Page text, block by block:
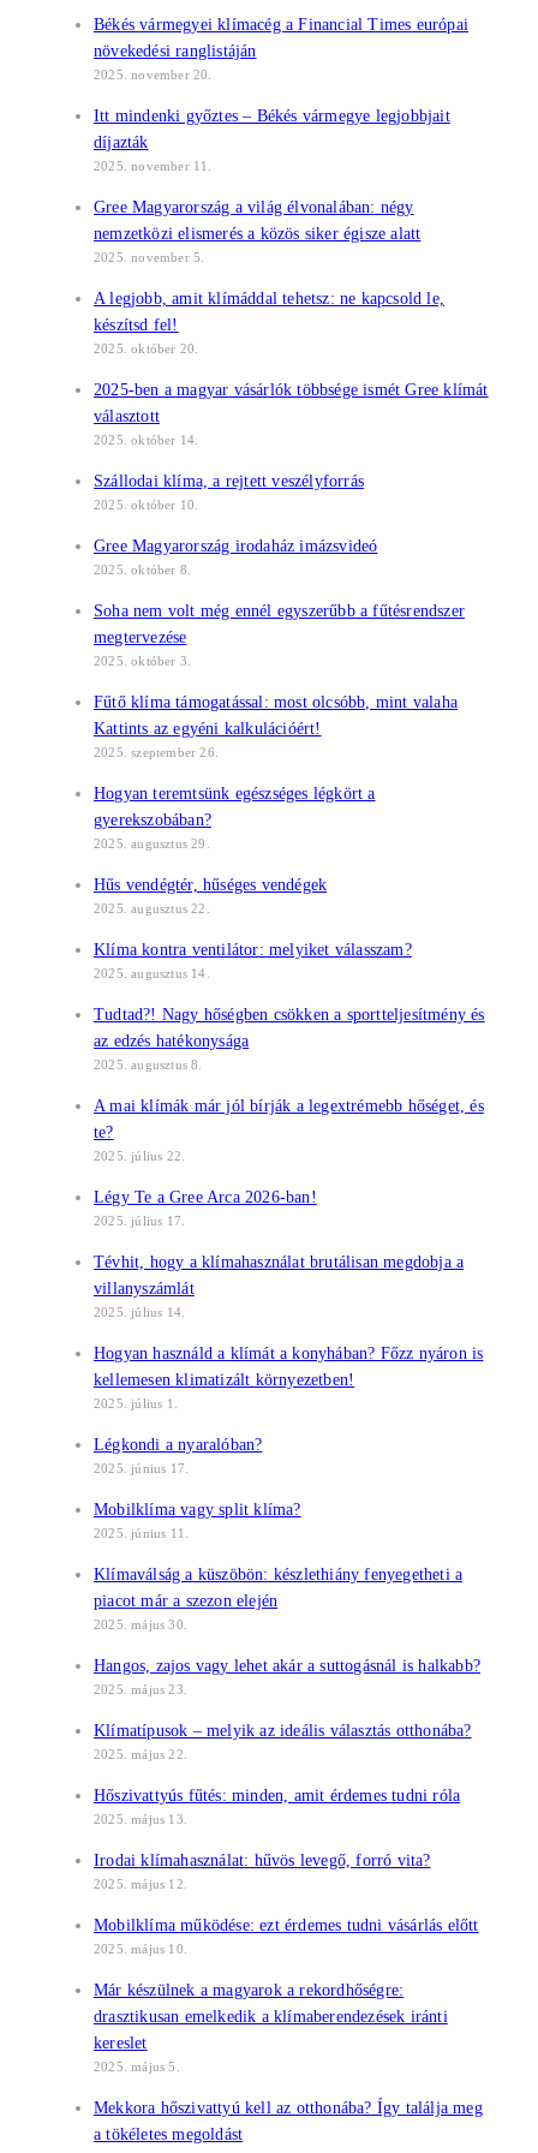
Békés vármegyei klímacég a Financial Times európai
növekedési ranglistáján
2025. november 20.
Itt mindenki győztes – Békés vármegye legjobbjait
díjazták
2025. november 11.
Gree Magyarország a világ élvonalában: négy
nemzetközi elismerés a közös siker égisze alatt
2025. november 5.
A legjobb, amit klímáddal tehetsz: ne kapcsold le,
készítsd fel!
2025. október 20.
2025-ben a magyar vásárlók többsége ismét Gree klímát
választott
2025. október 14.
Szállodai klíma, a rejtett veszélyforrás
2025. október 10.
Gree Magyarország irodaház imázsvideó
2025. október 8.
Soha nem volt még ennél egyszerűbb a fűtésrendszer
megtervezése
2025. október 3.
Fűtő klíma támogatással: most olcsóbb, mint valaha
Kattints az egyéni kalkulációért!
2025. szeptember 26.
Hogyan teremtsünk egészséges légkört a
gyerekszobában?
2025. augusztus 29.
Hűs vendégtér, hűséges vendégek
2025. augusztus 22.
Klíma kontra ventilátor: melyiket válasszam?
2025. augusztus 14.
Tudtad?! Nagy hőségben csökken a sportteljesítmény és
az edzés hatékonysága
2025. augusztus 8.
A mai klímák már jól bírják a legextrémebb hőséget, és
te?
2025. július 22.
Légy Te a Gree Arca 2026-ban!
2025. július 17.
Tévhit, hogy a klímahasználat brutálisan megdobja a
villanyszámlát
2025. július 14.
Hogyan használd a klímát a konyhában? Főzz nyáron is
kellemesen klimatizált környezetben!
2025. július 1.
Légkondi a nyaralóban?
2025. június 17.
Mobilklíma vagy split klíma?
2025. június 11.
Klímaválság a küszöbön: készlethiány fenyegetheti a
piacot már a szezon elején
2025. május 30.
Hangos, zajos vagy lehet akár a suttogásnál is halkabb?
2025. május 23.
Klímatípusok – melyik az ideális választás otthonába?
2025. május 22.
Hőszivattyús fűtés: minden, amit érdemes tudni róla
2025. május 13.
Irodai klímahasználat: hűvös levegő, forró vita?
2025. május 12.
Mobilklíma működése: ezt érdemes tudni vásárlás előtt
2025. május 10.
Már készülnek a magyarok a rekordhőségre:
drasztikusan emelkedik a klímaberendezések iránti
kereslet
2025. május 5.
Mekkora hőszivattyú kell az otthonába? Így találja meg
a tökéletes megoldást